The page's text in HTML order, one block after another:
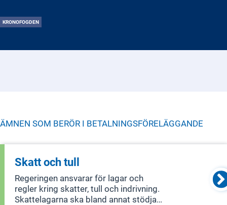
KRONOFOGDEN
ÄMNEN SOM BERÖR I BETALNINGSFÖRELÄGGANDE
Skatt och tull
Regeringen ansvarar för lagar och
regler kring skatter, tull och indrivning.
Skattelagarna ska bland annat stödja